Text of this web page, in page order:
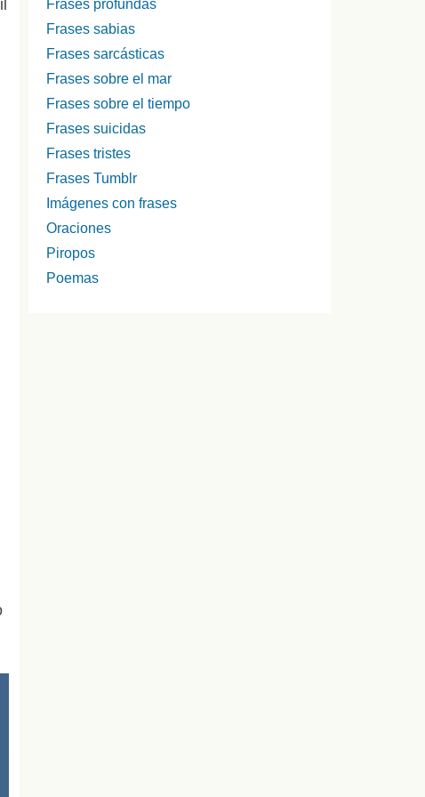
Frases profundas
Frases sabias
Frases sarcásticas
Frases sobre el mar
Frases sobre el tiempo
Frases suicidas
Frases tristes
Frases Tumblr
Imágenes con frases
Oraciones
Piropos
Poemas